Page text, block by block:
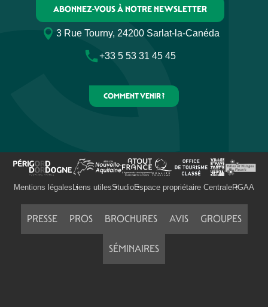
ABONNEZ-VOUS À NOTRE NEWSLETTER
3 Rue Tourny, 24200 Sarlat-la-Canéda
+33 5 53 31 45 45
COMMENT VENIR ?
Mentions légalesLiens utilesStudioEspace propriétaire CentraleRGAA
PRESSE PROS BROCHURES AVIS GROUPES
SÉMINAIRES